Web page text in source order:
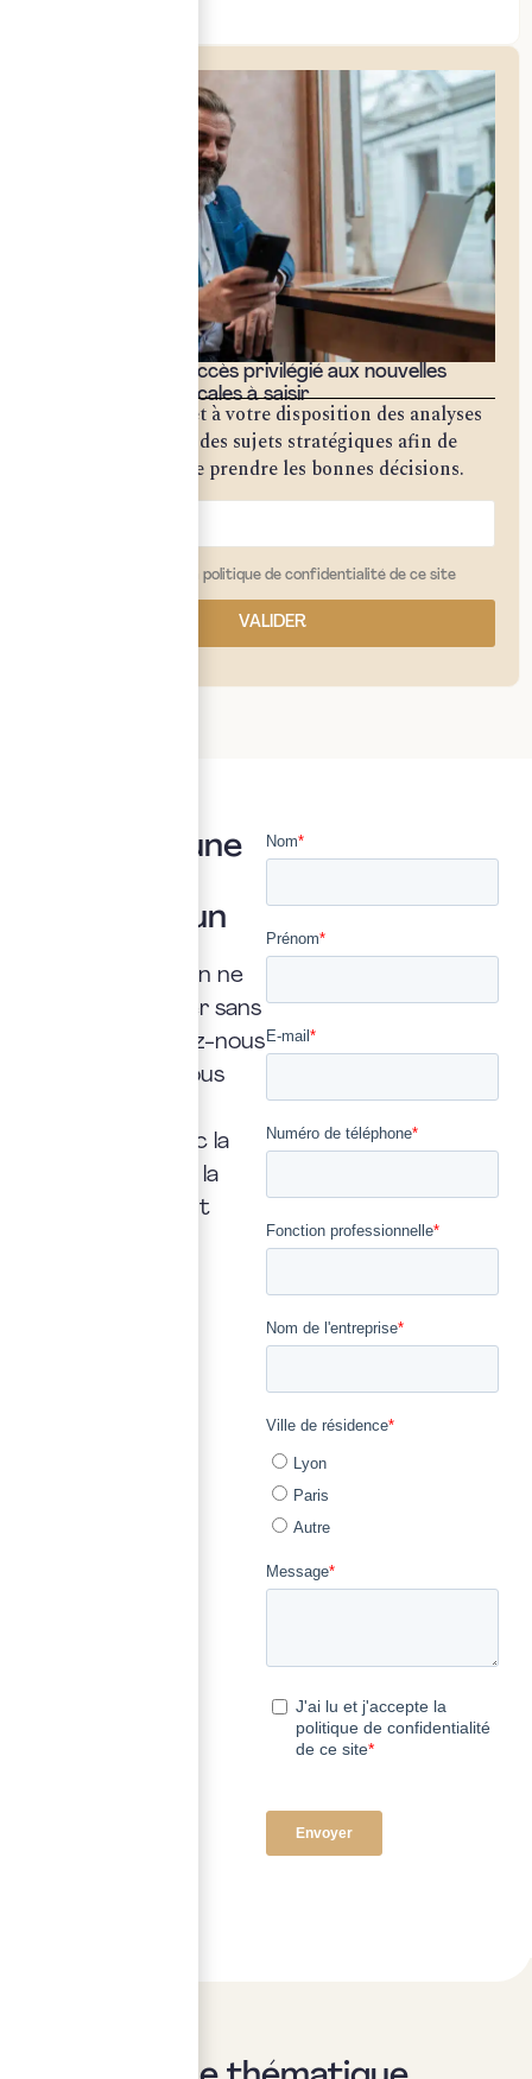
Bénéficiez d'un accès privilégié aux nouvelles
opportunités fiscales à saisir
Notre cabinet met à votre disposition des analyses
approfondies sur des sujets stratégiques afin de
vous permettre de prendre les bonnes décisions.
j'ai lu et j'accepte la politique de confidentialité de ce site
VALIDER
Vous avez une
Posez là à un
Une interrogation ne
doit jamais rester sans
réponse. Confiez-nous
la vôtre : nous vous
rapidement, avec la
transparence et la
précision qui font